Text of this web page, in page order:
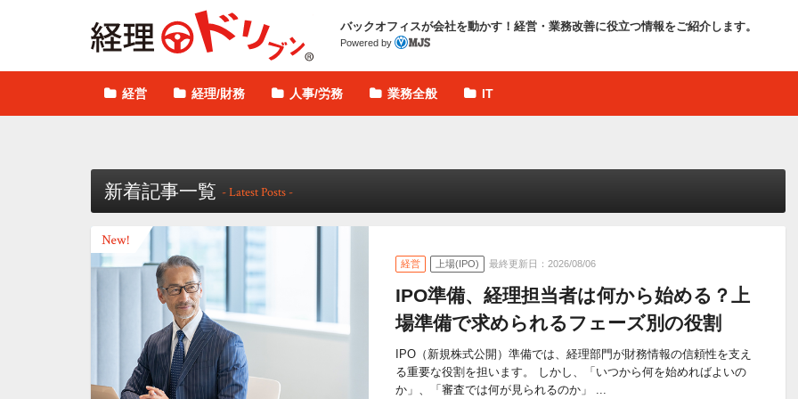
バックオフィスが会社を動かす！ 経営・業務改善に役立つ情報をご紹介します。
Powered by
経営 経理/財務 人事/労務 業務全般 IT
新着記事一覧 - Latest Posts -
経営 上場(IPO) 最終更新日：2026/08/06
IPO準備、経理担当者は何から始める？上
場準備で求められるフェーズ別の役割
IPO（新規株式公開）準備では、経理部門が財務情報の信頼性を支え
る重要な役割を担います。 しかし、「いつから何を始めればよいの
か」、「審査では何が見られるのか」 ...